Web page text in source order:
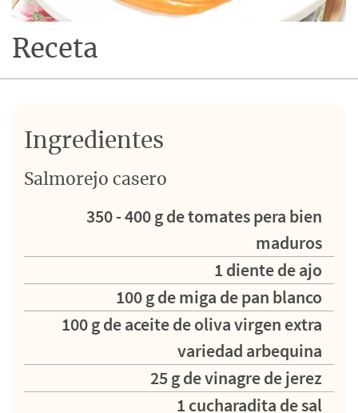
Receta
Ingredientes
Salmorejo casero
350 - 400 g de tomates pera bien
maduros
1 diente de ajo
100 g de miga de pan blanco
100 g de aceite de oliva virgen extra
variedad arbequina
25 g de vinagre de jerez
1 cucharadita de sal